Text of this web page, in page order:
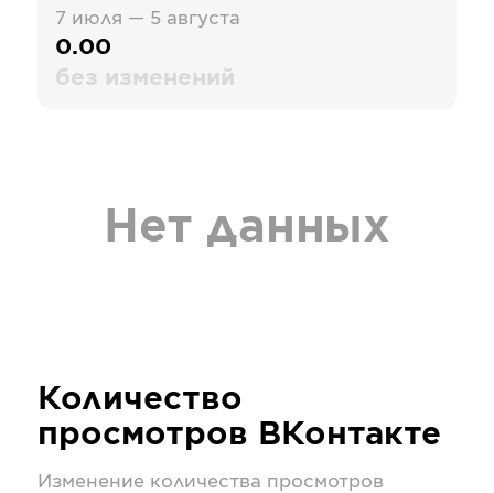
7 июля — 5 августа
0.00
без изменений
Нет данных
Количество
просмотров ВКонтакте
Изменение количества просмотров